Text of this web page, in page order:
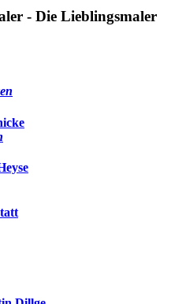
- Die Lieblingsmaler